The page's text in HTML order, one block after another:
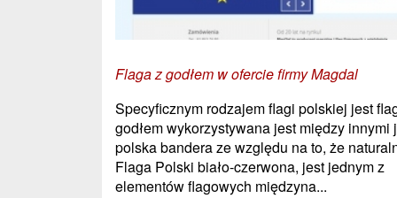
Flaga z godłem w ofercie firmy Magdal
Specyficznym rodzajem flagi polskiej jest
godłem wykorzystywana jest między innymi
polska bandera ze względu na to, że
Flaga Polski biało-czerwona, jest jednym z
elementów flagowych międzyna...